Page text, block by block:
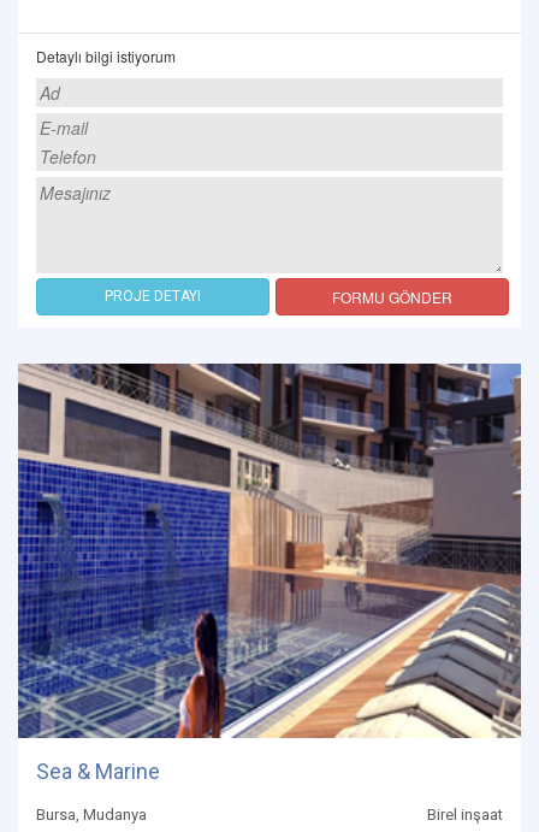
Detaylı bilgi istiyorum
PROJE DETAYI FORMU GÖNDER
Sea & Marine
Bursa, Mudanya Birel inşaat